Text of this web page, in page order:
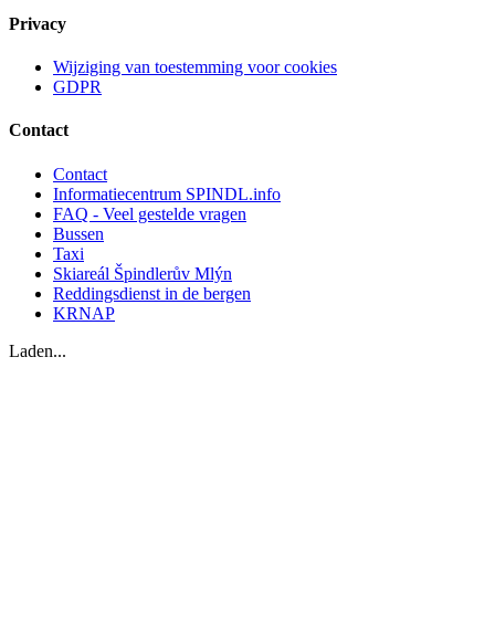
Privacy
Wijziging van toestemming voor cookies
GDPR
Contact
Contact
Informatiecentrum SPINDL.info
FAQ - Veel gestelde vragen
Bussen
Taxi
Skiareál Špindlerův Mlýn
Reddingsdienst in de bergen
KRNAP
Laden...